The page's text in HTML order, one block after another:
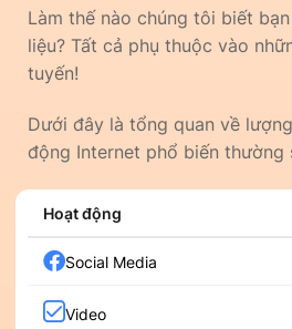
Làm thế nào chúng tôi biết
liệu? Tất cả phụ thuộc vào
tuyến!
Dưới đây là tổng quan về
động Internet phổ biến thường
Hoạt động
Social Media
Video